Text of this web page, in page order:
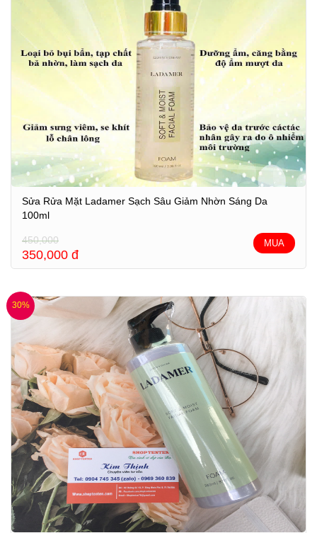
Sửa Rửa Mặt Ladamer Sạch Sâu Giảm Nhờn Sáng Da
100ml
450,000
350,000 đ
MUA
30%